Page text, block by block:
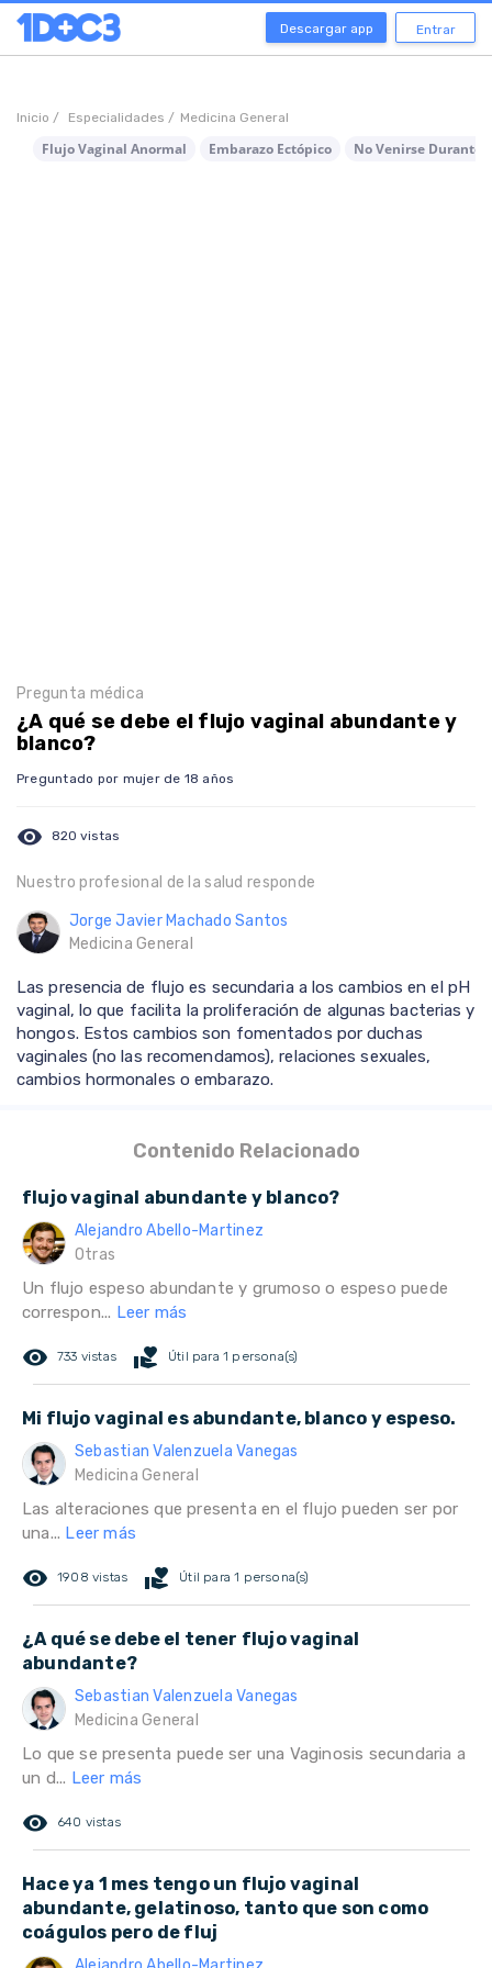
Descargar app Entrar
Inicio / Especialidades / Medicina General
Flujo Vaginal Anormal Embarazo Ectópico No Venirse Durante
Pregunta médica
¿A qué se debe el flujo vaginal abundante y
blanco?
Preguntado por mujer de 18 años
visibility 820 vistas
Nuestro profesional de la salud responde
Jorge Javier Machado Santos
Medicina General
Las presencia de flujo es secundaria a los cambios en el pH
vaginal, lo que facilita la proliferación de algunas bacterias y
hongos. Estos cambios son fomentados por duchas
vaginales (no las recomendamos), relaciones sexuales,
cambios hormonales o embarazo.
Contenido Relacionado
flujo vaginal abundante y blanco?
Alejandro Abello-Martinez
Otras
Un flujo espeso abundante y grumoso o espeso puede
correspon... Leer más
remove_red_eye 733 vistas volunteer_activism Útil para 1 persona(s)
Mi flujo vaginal es abundante, blanco y espeso.
Sebastian Valenzuela Vanegas
Medicina General
Las alteraciones que presenta en el flujo pueden ser por
una... Leer más
remove_red_eye 1908 vistas volunteer_activism Útil para 1 persona(s)
¿A qué se debe el tener flujo vaginal
abundante?
Sebastian Valenzuela Vanegas
Medicina General
Lo que se presenta puede ser una Vaginosis secundaria a
un d... Leer más
remove_red_eye 640 vistas
Hace ya 1 mes tengo un flujo vaginal
abundante, gelatinoso, tanto que son como
coágulos pero de fluj